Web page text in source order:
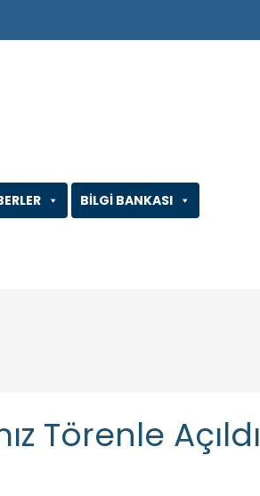
BİLGİ BANKASI
Törenle Açıldı